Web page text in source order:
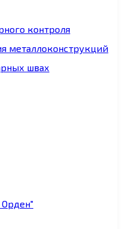
контроля
металлоконструкций
швах